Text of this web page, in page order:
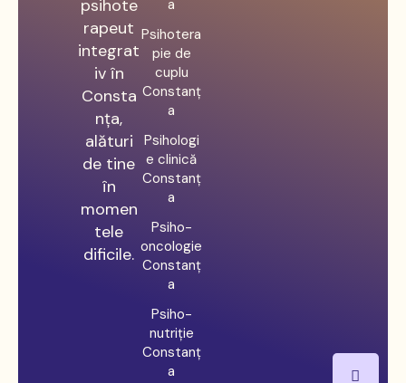
psihote
rapeut
integrat
iv în
Consta
nța,
alături
de tine
în
momen
tele
dificile.
a
Psihotera
pie de
cuplu
Constanț
a
Psihologi
e clinică
Constanț
a
Psiho-
oncologie
Constanț
a
Psiho-
nutriție
Constanț
a